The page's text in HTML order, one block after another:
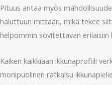
Pituus antaa myös
haluttuun mittaan, mikä tekee
helpommin sovitettavan erilaisiin
Kaiken kaikkiaan ikkunaprofiili
monipuolinen ratkaisu